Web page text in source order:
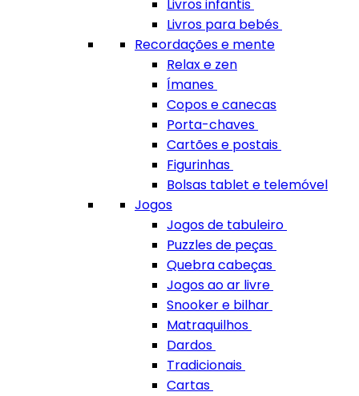
Livros infantis
Livros para bebés
Recordações e mente
Relax e zen
Ímanes
Copos e canecas
Porta-chaves
Cartões e postais
Figurinhas
Bolsas tablet e telemóvel
Jogos
Jogos de tabuleiro
Puzzles de peças
Quebra cabeças
Jogos ao ar livre
Snooker e bilhar
Matraquilhos
Dardos
Tradicionais
Cartas